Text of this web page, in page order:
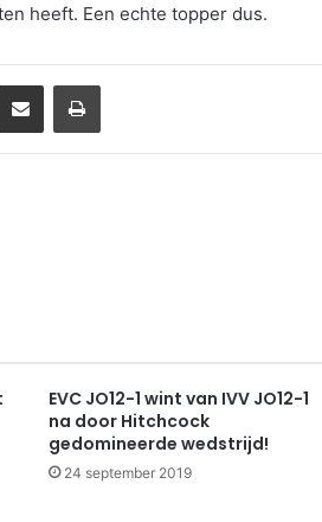
heeft. Een echte topper dus.
Share via Email Print
EVC JO12-1 wint van IVV JO12-1
na door Hitchcock
gedomineerde wedstrijd!
24 september 2019